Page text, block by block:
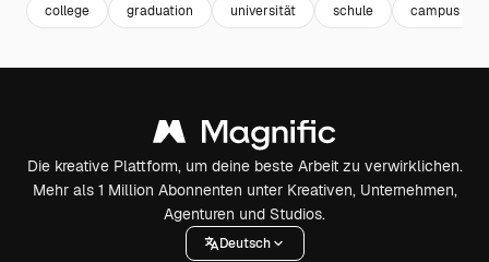
college graduation universität schule campus
Die kreative Plattform, um deine beste Arbeit zu verwirklichen.
Mehr als 1 Million Abonnenten unter Kreativen, Unternehmen,
Agenturen und Studios.
Deutsch